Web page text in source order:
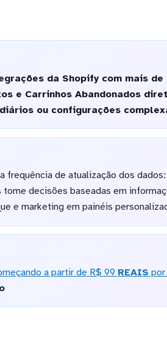
da Shopify com mais
e Carrinhos Abandonados
ou configurações
frequência de atualização dos
decisões baseadas em
e marketing em painéis
a partir de R$ 99 REAIS por